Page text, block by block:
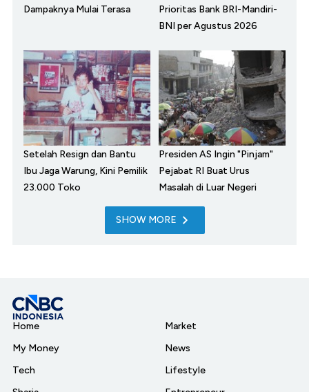
Dampaknya Mulai Terasa
Prioritas Bank BRI-Mandiri-
BNI per Agustus 2026
Setelah Resign dan Bantu
Ibu Jaga Warung, Kini Pemilik
23.000 Toko
Presiden AS Ingin "Pinjam"
Pejabat RI Buat Urus
Masalah di Luar Negeri
SHOW MORE
Home
My Money
Tech
Market
News
Lifestyle